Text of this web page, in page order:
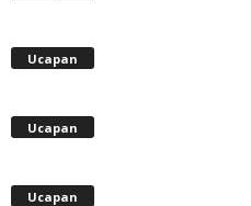
Ucapan
Ucapan
Ucapan